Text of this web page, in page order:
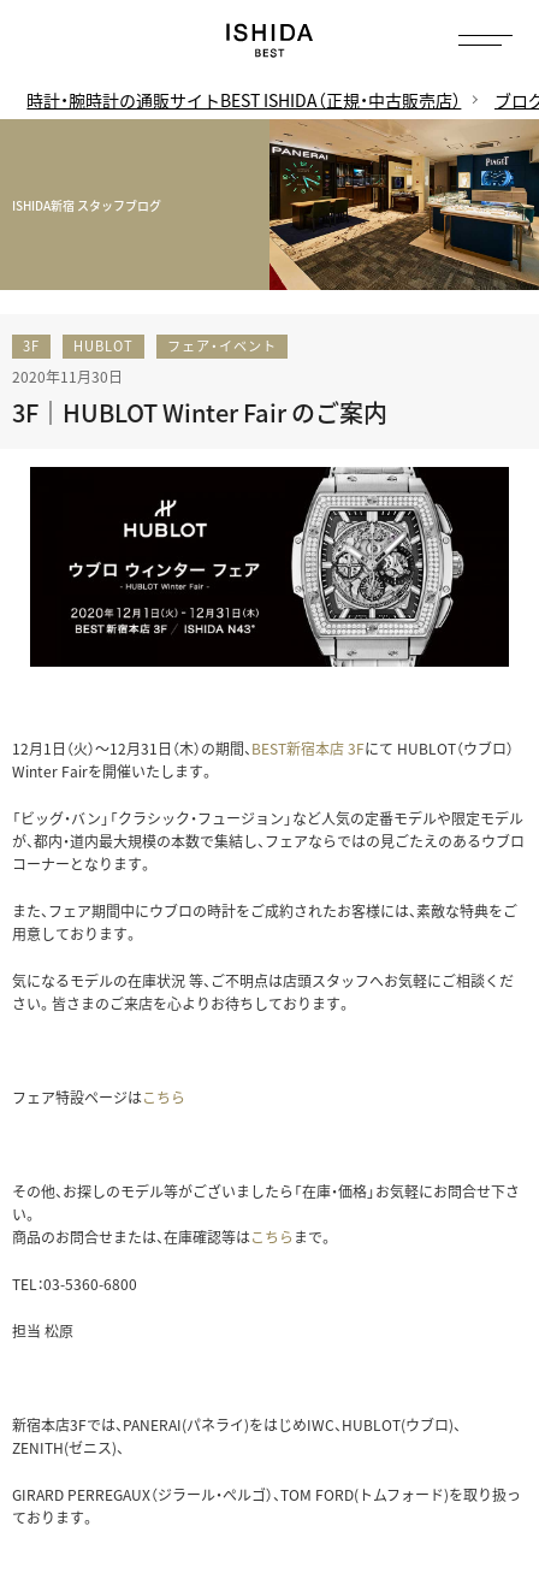
時計・腕時計の通販サイトBEST ISHIDA（正規・中古販売店） ブロ
ISHIDA新宿 スタッフブログ
3F HUBLOT フェア・イベント
2020年11月30日
3F｜HUBLOT Winter Fair のご案内
12月1日（火）～12月31日（木）の期間、BEST新宿本店 3Fにて HUBLOT（ウブロ）
Winter Fairを開催いたします。
「ビッグ・バン」「クラシック・フュージョン」など人気の定番モデルや限定モデル
が、都内・道内最大規模の本数で集結し、フェアならではの見ごたえのあるウブロ
コーナーとなります。
また、フェア期間中にウブロの時計をご成約されたお客様には、素敵な特典をご
用意しております。
気になるモデルの在庫状況 等、ご不明点は店頭スタッフへお気軽にご相談くだ
さい。皆さまのご来店を心よりお待ちしております。
フェア特設ページはこちら
その他、お探しのモデル等がございましたら「在庫・価格」お気軽にお問合せ下さ
い。
商品のお問合せまたは、在庫確認等はこちら まで。
TEL：03-5360-6800
担当 松原
新宿本店3Fでは、PANERAI(パネライ)をはじめIWC、HUBLOT(ウブロ)、
ZENITH(ゼニス)、
GIRARD PERREGAUX（ジラール・ぺルゴ）、TOM FORD(トムフォード)を取り扱っ
ております。